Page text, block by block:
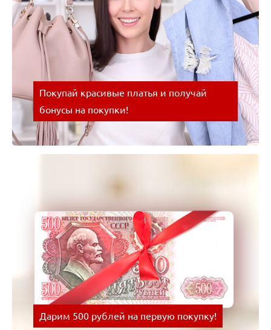
Покупай красивые платья и получай
бонусы на покупки!
Покупай красивые платья и получай бонусы на
покупки! Успевайте воспользоваться выгодным
предложением!
Дарим 500 рублей на первую покупку!